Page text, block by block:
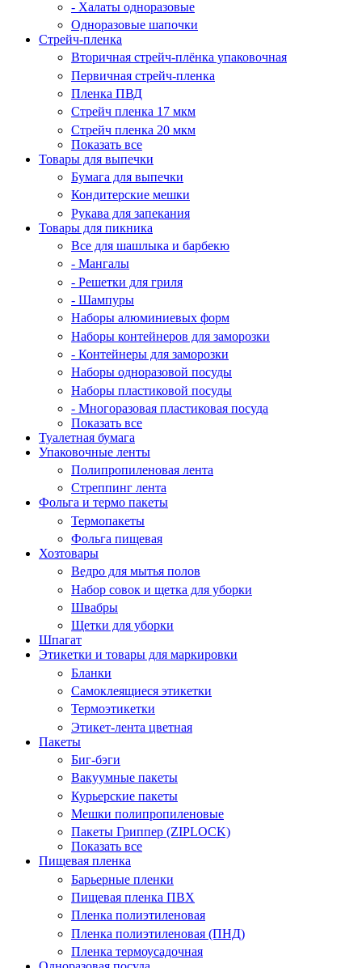
- Халаты одноразовые
Одноразовые шапочки
Стрейч-пленка
Вторичная стрейч-плёнка упаковочная
Первичная стрейч-пленка
Пленка ПВД
Стрейч пленка 17 мкм
Стрейч пленка 20 мкм
Показать все
Товары для выпечки
Бумага для выпечки
Кондитерские мешки
Рукава для запекания
Товары для пикника
Все для шашлыка и барбекю
- Мангалы
- Решетки для гриля
- Шампуры
Наборы алюминиевых форм
Наборы контейнеров для заморозки
- Контейнеры для заморозки
Наборы одноразовой посуды
Наборы пластиковой посуды
- Многоразовая пластиковая посуда
Показать все
Туалетная бумага
Упаковочные ленты
Полипропиленовая лента
Стреппинг лента
Фольга и термо пакеты
Термопакеты
Фольга пищевая
Хозтовары
Ведро для мытья полов
Набор совок и щетка для уборки
Швабры
Щетки для уборки
Шпагат
Этикетки и товары для маркировки
Бланки
Самоклеящиеся этикетки
Термоэтикетки
Этикет-лента цветная
Пакеты
Биг-бэги
Вакуумные пакеты
Курьерские пакеты
Мешки полипропиленовые
Пакеты Гриппер (ZIPLOCK)
Показать все
Пищевая пленка
Барьерные пленки
Пищевая пленка ПВХ
Пленка полиэтиленовая
Пленка полиэтиленовая (ПНД)
Пленка термоусадочная